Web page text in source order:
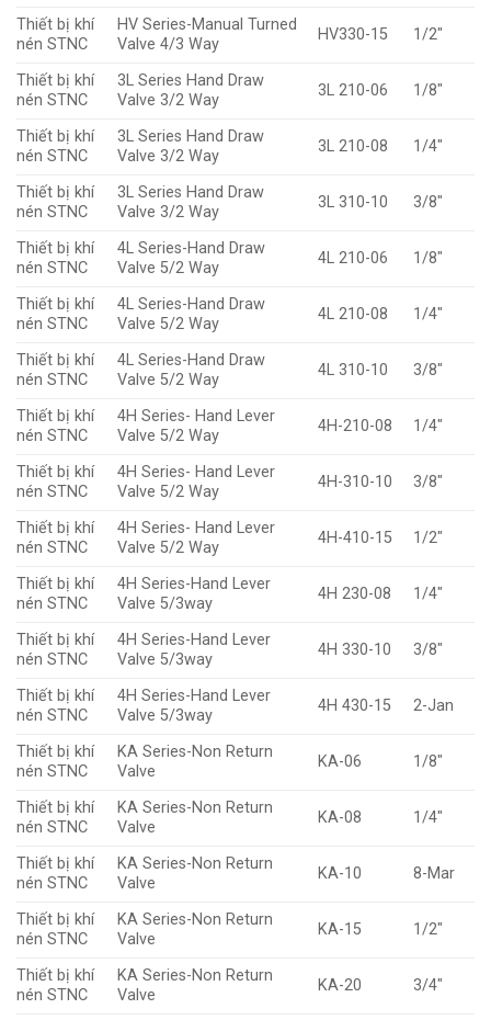
Thiết bị khí
nén STNC
HV Series-Manual Turned
Valve 4/3 Way
HV330-15 1/2″
Thiết bị khí
nén STNC
3L Series Hand Draw
Valve 3/2 Way
3L 210-06 1/8″
Thiết bị khí
nén STNC
3L Series Hand Draw
Valve 3/2 Way
3L 210-08 1/4″
Thiết bị khí
nén STNC
3L Series Hand Draw
Valve 3/2 Way
3L 310-10 3/8″
Thiết bị khí
nén STNC
4L Series-Hand Draw
Valve 5/2 Way
4L 210-06 1/8″
Thiết bị khí
nén STNC
4L Series-Hand Draw
Valve 5/2 Way
4L 210-08 1/4″
Thiết bị khí
nén STNC
4L Series-Hand Draw
Valve 5/2 Way
4L 310-10 3/8″
Thiết bị khí
nén STNC
4H Series- Hand Lever
Valve 5/2 Way
4H-210-08 1/4″
Thiết bị khí
nén STNC
4H Series- Hand Lever
Valve 5/2 Way
4H-310-10 3/8″
Thiết bị khí
nén STNC
4H Series- Hand Lever
Valve 5/2 Way
4H-410-15 1/2″
Thiết bị khí
nén STNC
4H Series-Hand Lever
Valve 5/3way
4H 230-08 1/4″
Thiết bị khí
nén STNC
4H Series-Hand Lever
Valve 5/3way
4H 330-10 3/8″
Thiết bị khí
nén STNC
4H Series-Hand Lever
Valve 5/3way
4H 430-15 2-Jan
Thiết bị khí
nén STNC
KA Series-Non Return
Valve
KA-06 1/8″
Thiết bị khí
nén STNC
KA Series-Non Return
Valve
KA-08 1/4″
Thiết bị khí
nén STNC
KA Series-Non Return
Valve
KA-10 8-Mar
Thiết bị khí
nén STNC
KA Series-Non Return
Valve
KA-15 1/2″
Thiết bị khí
nén STNC
KA Series-Non Return
Valve
KA-20 3/4″